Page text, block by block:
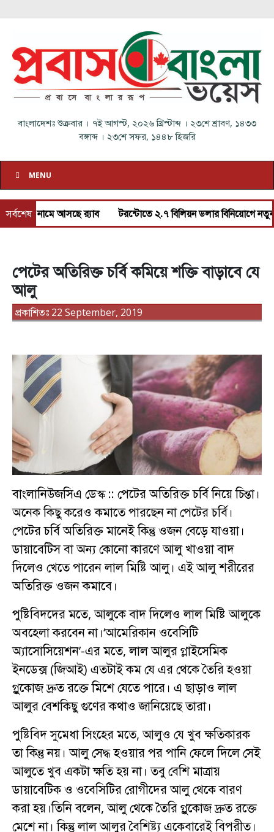
বাংলাদেশঃ শুক্রবার । ৭ই আগস্ট, ২০২৬ খ্রিস্টাব্দ । ২৩শে শ্রাবণ, ১৪৩৩
বঙ্গাব্দ। ২৩শে সফর, ১৪৪৮ হিজরি
MENU
সর্বশেষ
নামে আসছে র‌্যাব টরন্টোতে ২.৭ বিলিয়ন ডলার বিনিয়োগে নতুন ভাড়ার
পেটের অতিরিক্ত চর্বি কমিয়ে শক্তি বাড়াবে যে
আলু
প্রকাশিতঃ 22 September, 2019
বাংলানিউজসিএ ডেস্ক :: পেটের অতিরিক্ত চর্বি নিয়ে চিন্তা।
অনেক কিছু করেও কমাতে পারছেন না পেটের চর্বি।
পেটের চর্বি অতিরিক্ত মানেই কিন্তু ওজন বেড়ে যাওয়া।
ডায়াবেটিস বা অন্য কোনো কারণে আলু খাওয়া বাদ
দিলেও খেতে পারেন লাল মিষ্টি আলু। এই আলু শরীরের
অতিরিক্ত ওজন কমাবে।
পুষ্টিবিদদের মতে, আলুকে বাদ দিলেও লাল মিষ্টি আলুকে
অবহেলা করবেন না।‘আমেরিকান ওবেসিটি
অ্যাসোসিয়েশন’-এর মতে, লাল আলুর গ্লাইসেমিক
ইনডেক্স (জিআই) এতটাই কম যে এর থেকে তৈরি হওয়া
গ্লুকোজ দ্রুত রক্তে মিশে যেতে পারে। এ ছাড়াও লাল
আলুর বেশকিছু গুণের কথাও জানিয়েছে তারা।
পুষ্টিবিদ সুমেধা সিংহের মতে, আলুও যে খুব ক্ষতিকারক
তা কিন্তু নয়। আলু সেদ্ধ হওয়ার পর পানি ফেলে দিলে সেই
আলুতে খুব একটা ক্ষতি হয় না। তবু বেশি মাত্রায়
ডায়াবেটিক ও ওবেসিটির রোগীদের আলু থেকে বারণ
করা হয়।তিনি বলেন, আলু থেকে তৈরি গ্লুকোজ দ্রুত রক্তে
মেশে না। কিন্তু লাল আলুর বৈশিষ্ট্য একেবারেই বিপরীত।